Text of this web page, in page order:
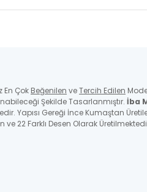
En Çok Beğenilen veTercih Edilen
Şekilde Tasarlanmıştır. İba
Yapısı Gereği İnce Kumaştan
22 Farklı Desen Olarak